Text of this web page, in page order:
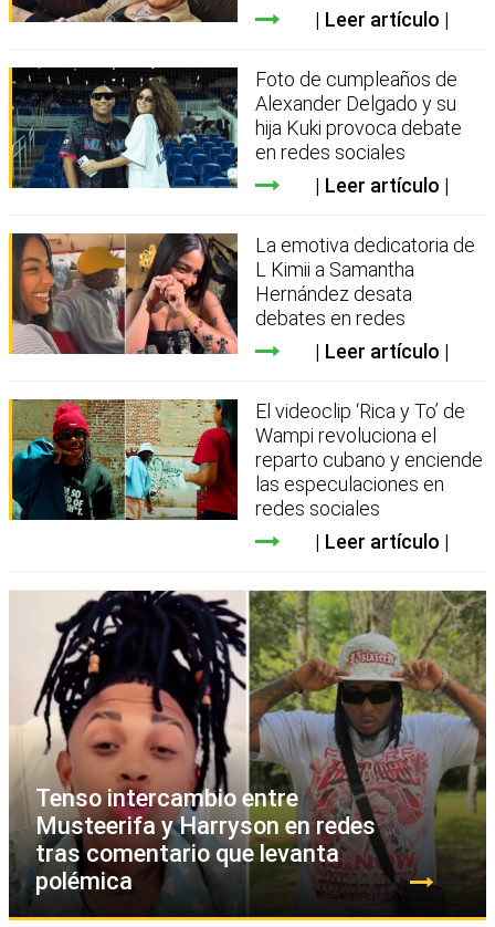
Leer artículo
Foto de cumpleaños de
Alexander Delgado y su
hija Kuki provoca debate
en redes sociales
Leer artículo
La emotiva dedicatoria de
L Kimii a Samantha
Hernández desata
debates en redes
Leer artículo
El videoclip ‘Rica y To’ de
Wampi revoluciona el
reparto cubano y enciende
las especulaciones en
redes sociales
Leer artículo
Tenso intercambio entre
Musteerifa y Harryson en redes
tras comentario que levanta
polémica